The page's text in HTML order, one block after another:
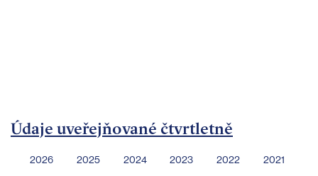
Údaje uveřejňované čtvrtletně
2026 2025 2024 2023 2022 2021